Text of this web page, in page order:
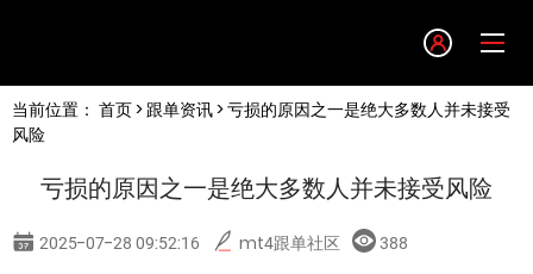
English
简体中文
当前位置： 首页> 跟单资讯> 亏损的原因之一是绝大多数人并未接受
风险
亏损的原因之一是绝大多数人并未接受风险
2025-07-28 09:52:16 mt4跟单社区 388